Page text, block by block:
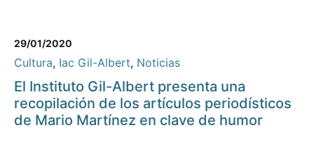
29/01/2020
Cultura, Iac Gil-Albert, Noticias
El Instituto Gil-Albert presenta una
recopilación de los artículos periodísticos
de Mario Martínez en clave de humor